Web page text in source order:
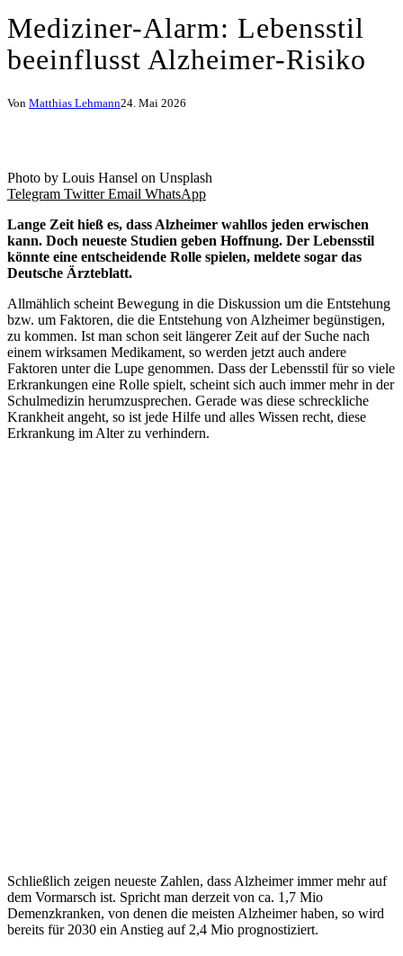
Mediziner-Alarm: Lebensstil
beeinflusst Alzheimer-Risiko
Von Matthias Lehmann24. Mai 2026
Photo by Louis Hansel on Unsplash
Telegram Twitter Email WhatsApp
Lange Zeit hieß es, dass Alzheimer wahllos jeden erwischen
kann. Doch neueste Studien geben Hoffnung. Der Lebensstil
könnte eine entscheidende Rolle spielen, meldete sogar das
Deutsche Ärzteblatt.
Allmählich scheint Bewegung in die Diskussion um die Entstehung
bzw. um Faktoren, die die Entstehung von Alzheimer begünstigen,
zu kommen. Ist man schon seit längerer Zeit auf der Suche nach
einem wirksamen Medikament, so werden jetzt auch andere
Faktoren unter die Lupe genommen. Dass der Lebensstil für so viele
Erkrankungen eine Rolle spielt, scheint sich auch immer mehr in der
Schulmedizin herumzusprechen. Gerade was diese schreckliche
Krankheit angeht, so ist jede Hilfe und alles Wissen recht, diese
Erkrankung im Alter zu verhindern.
Schließlich zeigen neueste Zahlen, dass Alzheimer immer mehr auf
dem Vormarsch ist. Spricht man derzeit von ca. 1,7 Mio
Demenzkranken, von denen die meisten Alzheimer haben, so wird
bereits für 2030 ein Anstieg auf 2,4 Mio prognostiziert.